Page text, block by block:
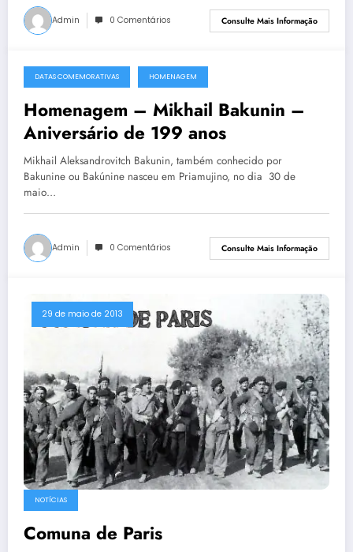
Admin 0 Comentários Consulte Mais Informação
30 de maio de 2013
DATAS COMEMORATIVAS HOMENAGEM
Homenagem – Mikhail Bakunin –
Aniversário de 199 anos
Mikhail Aleksandrovitch Bakunin, também conhecido por
Bakunine ou Bakúnine nasceu em Priamujino, no dia 30 de
maio…
Admin 0 Comentários Consulte Mais Informação
29 de maio de 2013
NOTÍCIAS
Comuna de Paris